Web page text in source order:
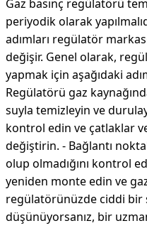
Gaz basınç regülatörü
periyodik olarak
adımları regülatör
değişir. Genel olarak,
yapmak için aşağıdaki
Regülatörü gaz
suyla temizleyin ve
kontrol edin ve çatlaklar
değiştirin. - Bağlantı
olup olmadığını kontrol
yeniden monte edin ve
regülatörünüzde ciddi
düşünüyorsanız, bir